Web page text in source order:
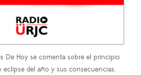
De Hoy se comenta sobre el principio
eclipse del año y sus consecuencias.